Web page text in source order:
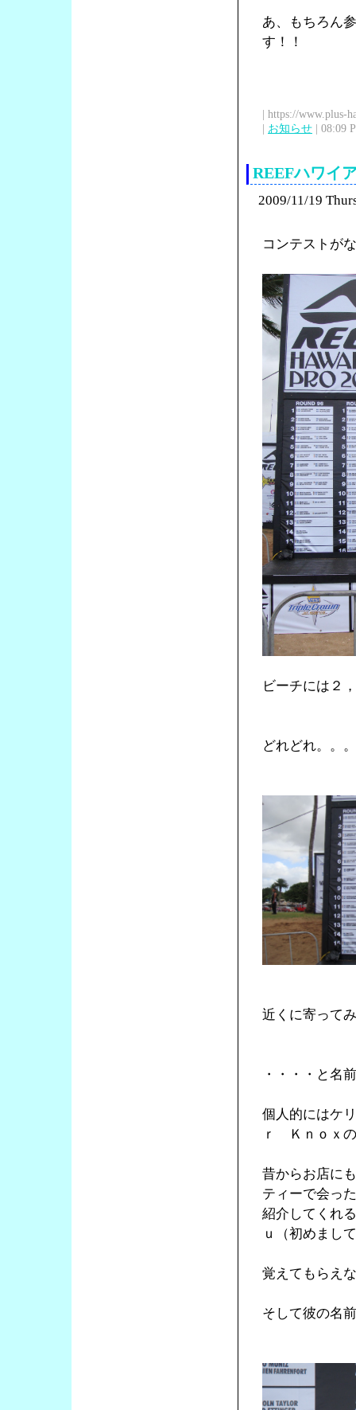
あ、もちろん
す！！
| https://www.plus-
| お知らせ | 08:09
REEFハワイ
2009/11/19
コンテストが
ビーチには２
どれどれ。。。
近くに寄って
・・・・と名
個人的にはケ
ｒ Ｋｎｏｘ
昔からお店に
ティーで会っ
紹介してくれ
ｕ（初めまし
覚えてもらえ
そして彼の名